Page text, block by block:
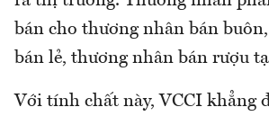
bán cho thương nhân bán
bán lẻ, thương nhân bán rượu
Với tính chất này, VCCI khẳng